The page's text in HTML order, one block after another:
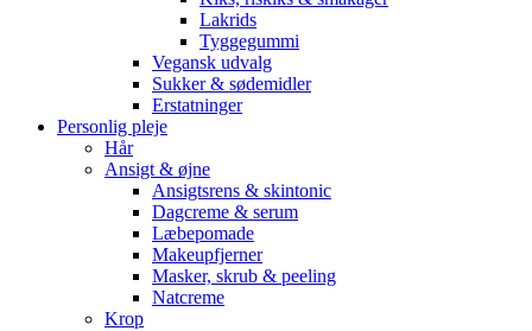
Lakrids
Tyggegummi
Vegansk udvalg
Sukker & sødemidler
Erstatninger
Personlig pleje
Hår
Ansigt & øjne
Ansigtsrens & skintonic
Dagcreme & serum
Læbepomade
Makeupfjerner
Masker, skrub & peeling
Natcreme
Krop